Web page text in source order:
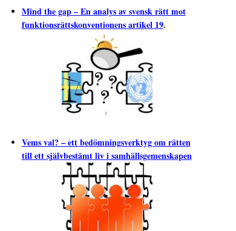
Mind the gap – En analys av svensk rätt mot
funktionsrättskonventionens artikel 19.
Vems val? – ett bedömningsverktyg om rätten
till ett självbestämt liv i samhällsgemenskapen